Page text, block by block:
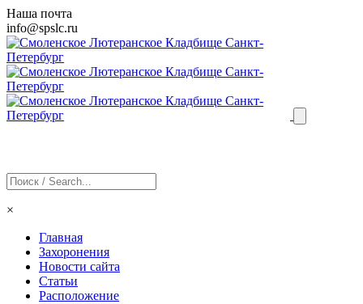
Наша почта
info@spslc.ru
×
Главная
Захоронения
Новости сайта
Статьи
Расположение